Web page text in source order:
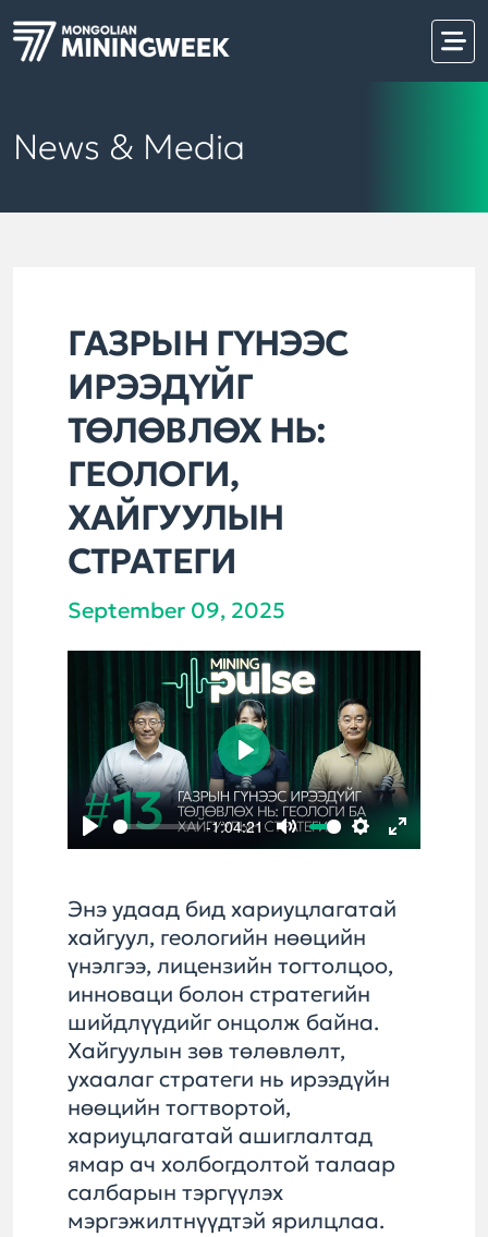
News & Media
ГАЗРЫН ГҮНЭЭС
ИРЭЭДҮЙГ
ТӨЛӨВЛӨХ НЬ:
ГЕОЛОГИ,
ХАЙГУУЛЫН
СТРАТЕГИ
September 09, 2025
Play
-1:04:21
Mute Settings
Enter
Play
Энэ удаад бид хариуцлагатай
хайгуул, геологийн нөөцийн
үнэлгээ, лицензийн тогтолцоо,
инноваци болон стратегийн
шийдлүүдийг онцолж байна.
Хайгуулын зөв төлөвлөлт,
ухаалаг стратеги нь ирээдүйн
нөөцийн тогтвортой,
хариуцлагатай ашиглалтад
ямар ач холбогдолтой талаар
салбарын тэргүүлэх
мэргэжилтнүүдтэй ярилцлаа.